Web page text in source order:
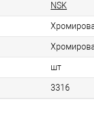
NSK
шт
3316